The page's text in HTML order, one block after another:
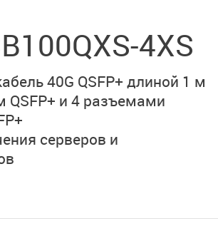
4XS
40G QSFP+ длиной 1 м
QSFP+ и 4 разъемами
серверов и